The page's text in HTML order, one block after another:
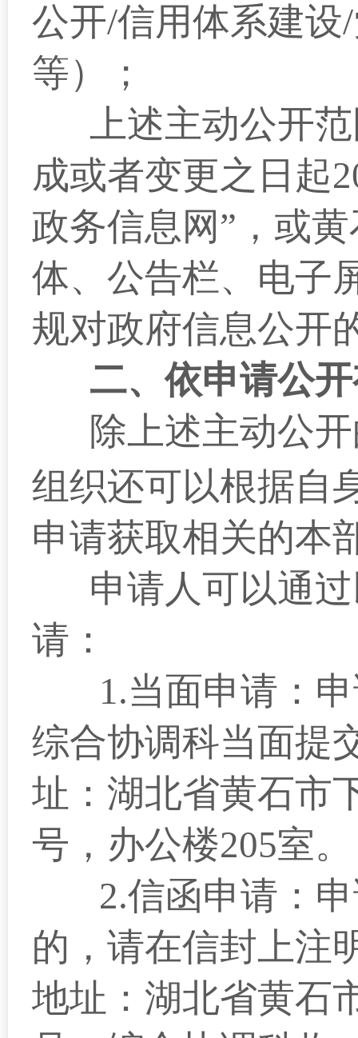
公开/信用体系建
等）
；
上述主动公开
成或者变更之日起
政务信息网”，或
体、公告栏、电子
规对政府信息公开
二、依申请公
除上述主动公
组织还可以根据自
申请获取相关的本
申请人可以通
请：
1.当面申请：
综合协调科当面提
址： 湖北省黄石市
号 ，办公楼205室。
2.信函申请：
的，请在信封上注
地址：湖北省黄石